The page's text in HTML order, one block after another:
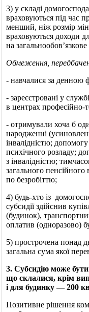
3) у складі
враховуються під час
менший, ніж розмір
враховуються доходи
на
Обмеження,
‑ навчалися за денною
‑ зареєстровані у
в центрах професійно-
‑ отримували хоча б
народженні
інвалідністю;
психічного розладу;
з інвалідністю;
загального
по безробіттю;
4) будь-хто із
субсидії здійснив
(будинок),
оплатив (одноразово)
5) прострочена понад
загальна сума якої
3. Субсидію може бути
що склалися, крім
і для будинку — 200
Позитивне рішення